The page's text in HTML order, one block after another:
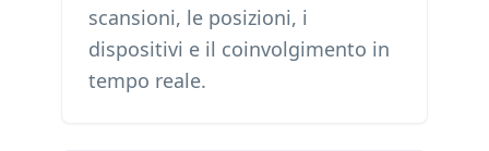
scansioni, le posizioni, i
dispositivi e il coinvolgimento in
tempo reale.